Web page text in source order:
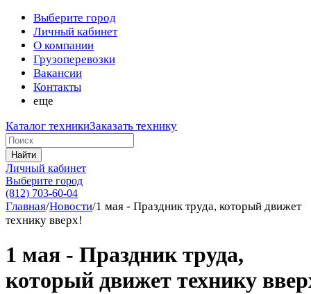
Выберите город
Личный кабинет
О компании
Грузоперевозки
Вакансии
Контакты
еще
Каталог техникиЗаказать технику
Найти
Личный кабинет
Выберите город
(812) 703-60-04
Главная/Новости/1 мая - Праздник труда, который движет
технику вверх!
1 мая - Праздник труда,
который движет технику